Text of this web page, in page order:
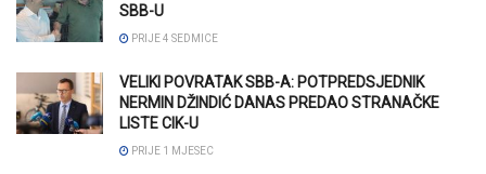
SBB-U
PRIJE 4 SEDMICE
VELIKI POVRATAK SBB-A: POTPREDSJEDNIK
NERMIN DŽINDIĆ DANAS PREDAO STRANAČKE
LISTE CIK-U
PRIJE 1 MJESEC